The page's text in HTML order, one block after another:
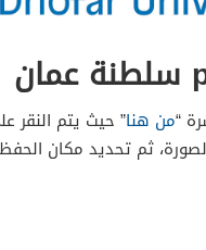
من هنا” حيث يتم النقر
ثم تحديد مكان